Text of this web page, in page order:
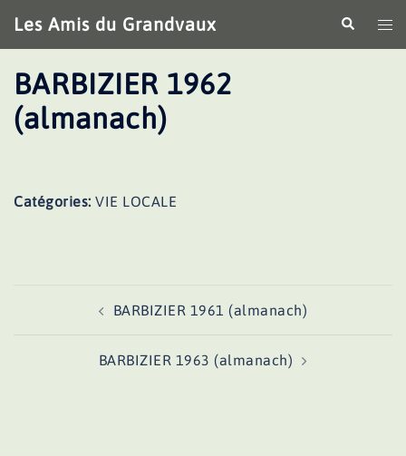
au
contenu
Les Amis du Grandvaux
le
BARBIZIER 1962
(almanach)
Catégories: VIE LOCALE
BARBIZIER 1961 (almanach)
BARBIZIER 1963 (almanach)